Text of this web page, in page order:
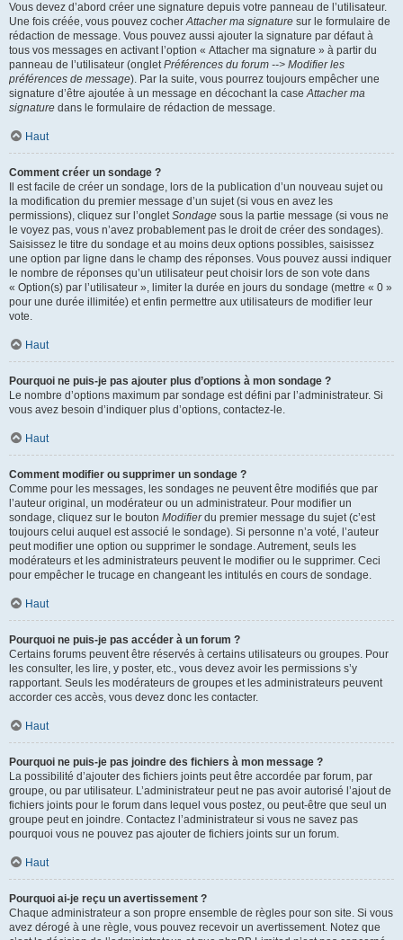
Vous devez d’abord créer une signature depuis votre panneau de l’utilisateur.
Une fois créée, vous pouvez cocherAttacher ma signature sur le formulaire de
rédaction de message. Vous pouvez aussi ajouter la signature par défaut à
tous vos messages en activant l’option « Attacher ma signature » à partir du
panneau de l’utilisateur (ongletPréférences du forum --> Modifier les
préférences de message). Par la suite, vous pourrez toujours empêcher une
signature d’être ajoutée à un message en décochant la caseAttacher ma
signature dans le formulaire de rédaction de message.
Haut
Comment créer un sondage ?
Il est facile de créer un sondage, lors de la publication d’un nouveau sujet ou
la modification du premier message d’un sujet (si vous en avez les
permissions), cliquez sur l’ongletSondage sous la partie message (si vous ne
le voyez pas, vous n’avez probablement pas le droit de créer des sondages).
Saisissez le titre du sondage et au moins deux options possibles, saisissez
une option par ligne dans le champ des réponses. Vous pouvez aussi indiquer
le nombre de réponses qu’un utilisateur peut choisir lors de son vote dans
« Option(s) par l’utilisateur », limiter la durée en jours du sondage (mettre « 0 »
pour une durée illimitée) et enfin permettre aux utilisateurs de modifier leur
vote.
Haut
Pourquoi ne puis-je pas ajouter plus d’options à mon sondage ?
Le nombre d’options maximum par sondage est défini par l’administrateur. Si
vous avez besoin d’indiquer plus d’options, contactez-le.
Haut
Comment modifier ou supprimer un sondage ?
Comme pour les messages, les sondages ne peuvent être modifiés que par
l’auteur original, un modérateur ou un administrateur. Pour modifier un
sondage, cliquez sur le bouton Modifierdu premier message du sujet (c’est
toujours celui auquel est associé le sondage). Si personne n’a voté, l’auteur
peut modifier une option ou supprimer le sondage. Autrement, seuls les
modérateurs et les administrateurs peuvent le modifier ou le supprimer. Ceci
pour empêcher le trucage en changeant les intitulés en cours de sondage.
Haut
Pourquoi ne puis-je pas accéder à un forum ?
Certains forums peuvent être réservés à certains utilisateurs ou groupes. Pour
les consulter, les lire, y poster, etc., vous devez avoir les permissions s’y
rapportant. Seuls les modérateurs de groupes et les administrateurs peuvent
accorder ces accès, vous devez donc les contacter.
Haut
Pourquoi ne puis-je pas joindre des fichiers à mon message ?
La possibilité d’ajouter des fichiers joints peut être accordée par forum, par
groupe, ou par utilisateur. L’administrateur peut ne pas avoir autorisé l’ajout de
fichiers joints pour le forum dans lequel vous postez, ou peut-être que seul un
groupe peut en joindre. Contactez l’administrateur si vous ne savez pas
pourquoi vous ne pouvez pas ajouter de fichiers joints sur un forum.
Haut
Pourquoi ai-je reçu un avertissement ?
Chaque administrateur a son propre ensemble de règles pour son site. Si vous
avez dérogé à une règle, vous pouvez recevoir un avertissement. Notez que